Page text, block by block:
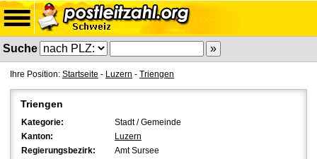
Suche
Ihre Position: Startseite - Luzern - Triengen
Triengen
Kategorie:
Stadt / Gemeinde
Kanton:
Luzern
Regierungsbezirk:
Amt Sursee